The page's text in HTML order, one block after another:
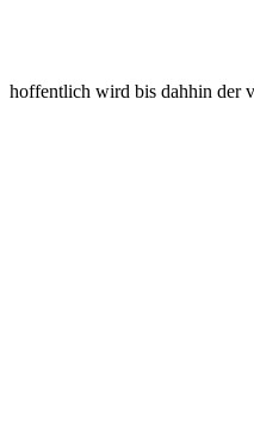
hoffentlich wird bis dahhin der